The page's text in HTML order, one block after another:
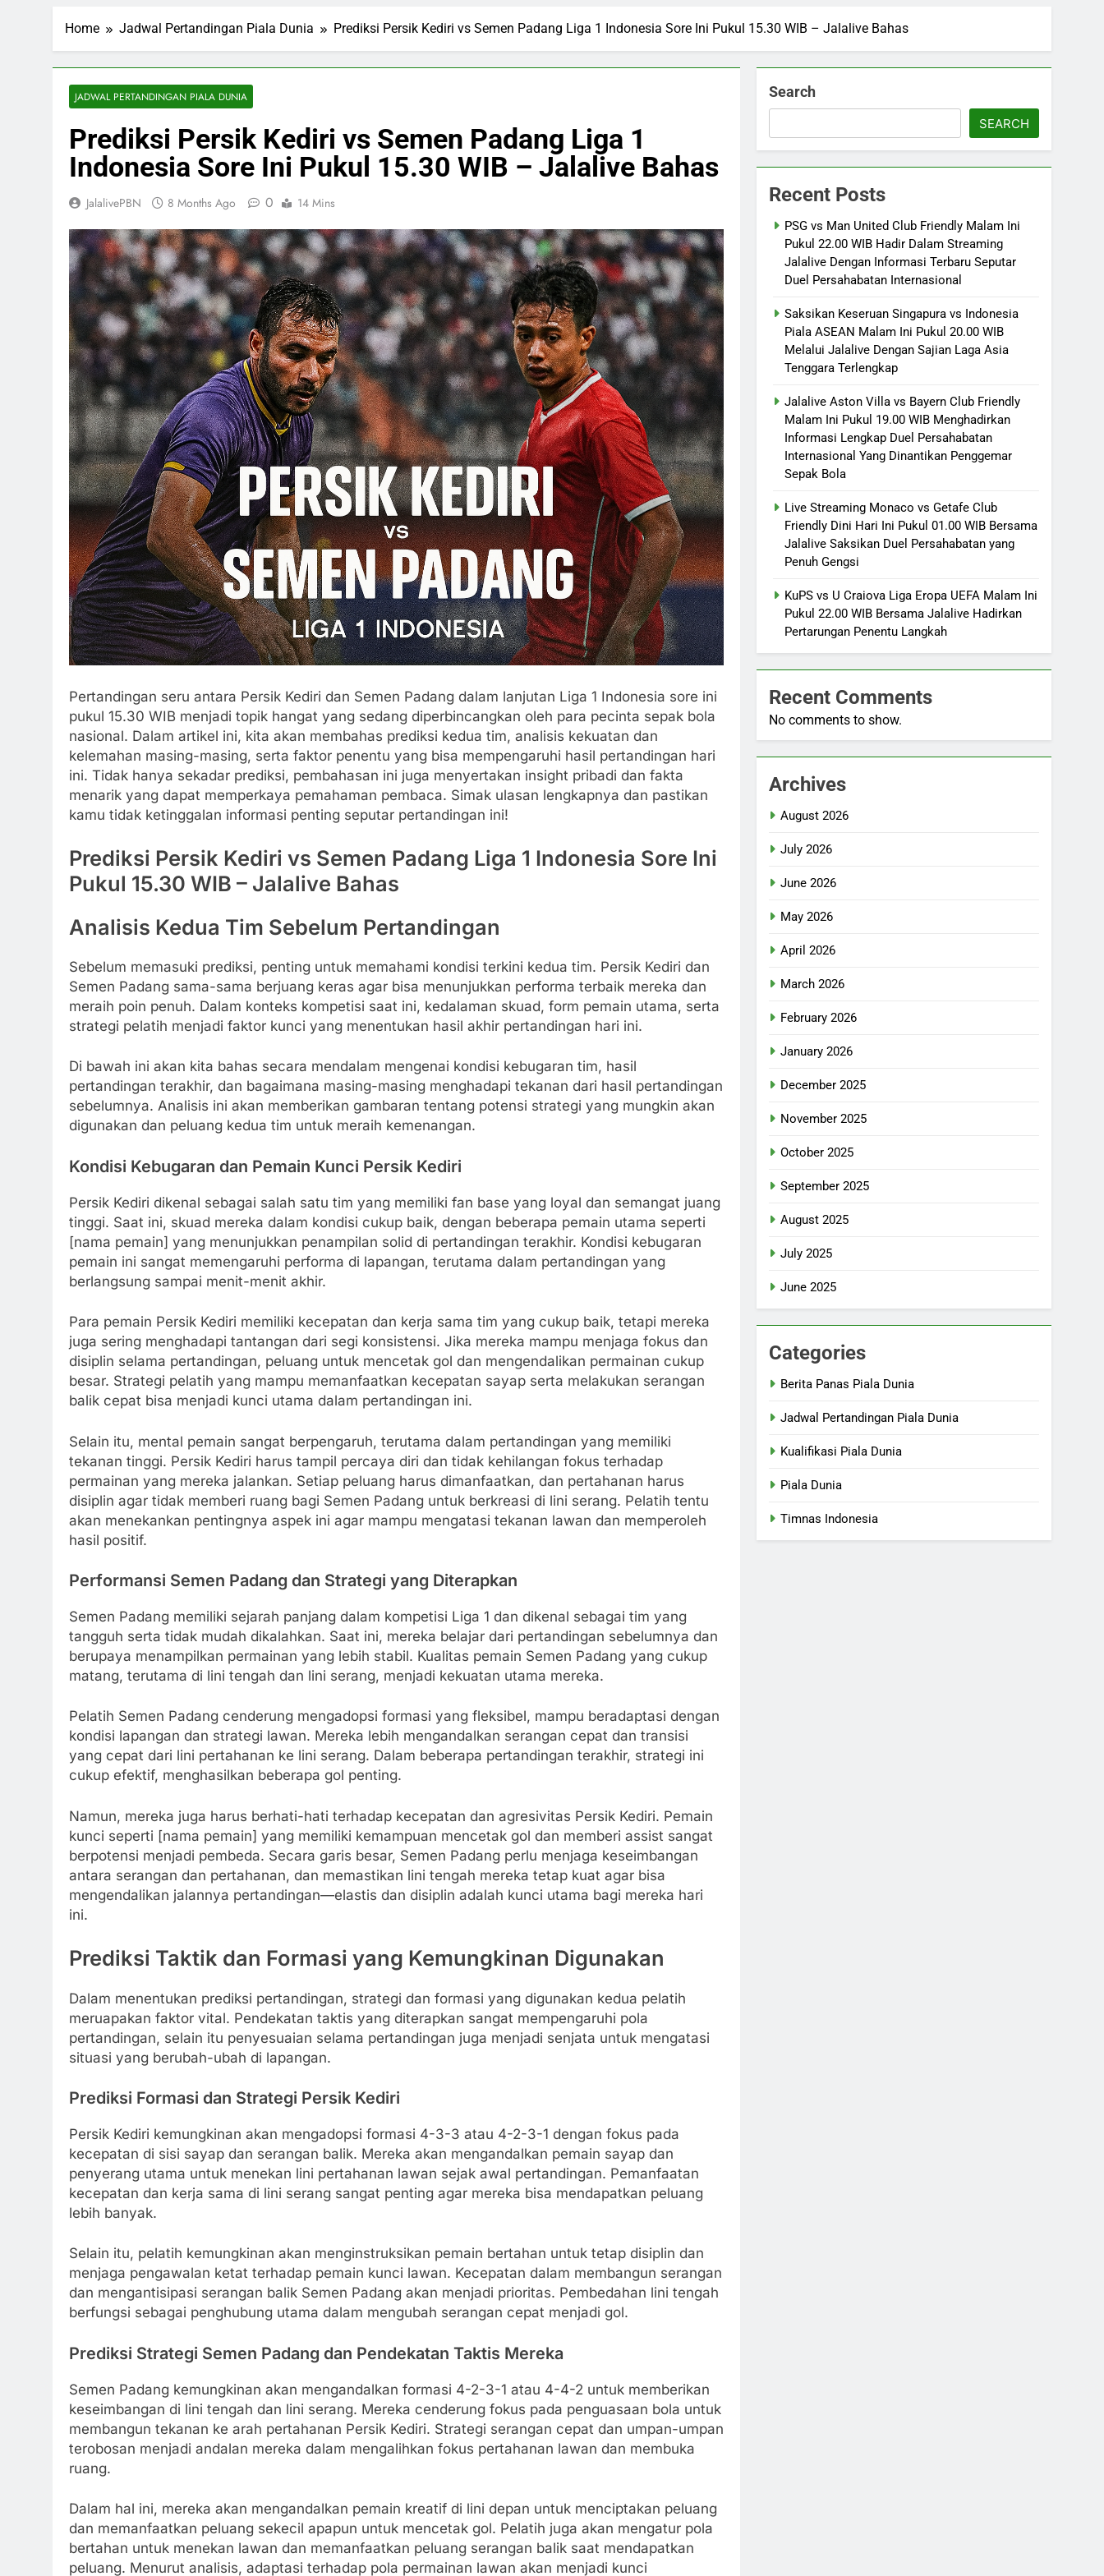
Home Jadwal Pertandingan Piala Dunia Prediksi Persik Kediri vs Semen Padang Liga 1 Indonesia Sore Ini Pukul 15.30 WIB – Jalalive Bahas
JADWAL PERTANDINGAN PIALA DUNIA
Prediksi Persik Kediri vs Semen Padang Liga 1
Indonesia Sore Ini Pukul 15.30 WIB – Jalalive Bahas
JalalivePBN 8 Months Ago 0 14 Mins
Pertandingan seru antara Persik Kediri dan Semen Padang dalam lanjutan Liga 1 Indonesia sore ini
pukul 15.30 WIB menjadi topik hangat yang sedang diperbincangkan oleh para pecinta sepak bola
nasional. Dalam artikel ini, kita akan membahas prediksi kedua tim, analisis kekuatan dan
kelemahan masing-masing, serta faktor penentu yang bisa mempengaruhi hasil pertandingan hari
ini. Tidak hanya sekadar prediksi, pembahasan ini juga menyertakan insight pribadi dan fakta
menarik yang dapat memperkaya pemahaman pembaca. Simak ulasan lengkapnya dan pastikan
kamu tidak ketinggalan informasi penting seputar pertandingan ini!
Prediksi Persik Kediri vs Semen Padang Liga 1 Indonesia Sore Ini
Pukul 15.30 WIB – Jalalive Bahas
Analisis Kedua Tim Sebelum Pertandingan
Sebelum memasuki prediksi, penting untuk memahami kondisi terkini kedua tim. Persik Kediri dan
Semen Padang sama-sama berjuang keras agar bisa menunjukkan performa terbaik mereka dan
meraih poin penuh. Dalam konteks kompetisi saat ini, kedalaman skuad, form pemain utama, serta
strategi pelatih menjadi faktor kunci yang menentukan hasil akhir pertandingan hari ini.
Di bawah ini akan kita bahas secara mendalam mengenai kondisi kebugaran tim, hasil
pertandingan terakhir, dan bagaimana masing-masing menghadapi tekanan dari hasil pertandingan
sebelumnya. Analisis ini akan memberikan gambaran tentang potensi strategi yang mungkin akan
digunakan dan peluang kedua tim untuk meraih kemenangan.
Kondisi Kebugaran dan Pemain Kunci Persik Kediri
Persik Kediri dikenal sebagai salah satu tim yang memiliki fan base yang loyal dan semangat juang
tinggi. Saat ini, skuad mereka dalam kondisi cukup baik, dengan beberapa pemain utama seperti
[nama pemain] yang menunjukkan penampilan solid di pertandingan terakhir. Kondisi kebugaran
pemain ini sangat memengaruhi performa di lapangan, terutama dalam pertandingan yang
berlangsung sampai menit-menit akhir.
Para pemain Persik Kediri memiliki kecepatan dan kerja sama tim yang cukup baik, tetapi mereka
juga sering menghadapi tantangan dari segi konsistensi. Jika mereka mampu menjaga fokus dan
disiplin selama pertandingan, peluang untuk mencetak gol dan mengendalikan permainan cukup
besar. Strategi pelatih yang mampu memanfaatkan kecepatan sayap serta melakukan serangan
balik cepat bisa menjadi kunci utama dalam pertandingan ini.
Selain itu, mental pemain sangat berpengaruh, terutama dalam pertandingan yang memiliki
tekanan tinggi. Persik Kediri harus tampil percaya diri dan tidak kehilangan fokus terhadap
permainan yang mereka jalankan. Setiap peluang harus dimanfaatkan, dan pertahanan harus
disiplin agar tidak memberi ruang bagi Semen Padang untuk berkreasi di lini serang. Pelatih tentu
akan menekankan pentingnya aspek ini agar mampu mengatasi tekanan lawan dan memperoleh
hasil positif.
Performansi Semen Padang dan Strategi yang Diterapkan
Semen Padang memiliki sejarah panjang dalam kompetisi Liga 1 dan dikenal sebagai tim yang
tangguh serta tidak mudah dikalahkan. Saat ini, mereka belajar dari pertandingan sebelumnya dan
berupaya menampilkan permainan yang lebih stabil. Kualitas pemain Semen Padang yang cukup
matang, terutama di lini tengah dan lini serang, menjadi kekuatan utama mereka.
Pelatih Semen Padang cenderung mengadopsi formasi yang fleksibel, mampu beradaptasi dengan
kondisi lapangan dan strategi lawan. Mereka lebih mengandalkan serangan cepat dan transisi
yang cepat dari lini pertahanan ke lini serang. Dalam beberapa pertandingan terakhir, strategi ini
cukup efektif, menghasilkan beberapa gol penting.
Namun, mereka juga harus berhati-hati terhadap kecepatan dan agresivitas Persik Kediri. Pemain
kunci seperti [nama pemain] yang memiliki kemampuan mencetak gol dan memberi assist sangat
berpotensi menjadi pembeda. Secara garis besar, Semen Padang perlu menjaga keseimbangan
antara serangan dan pertahanan, dan memastikan lini tengah mereka tetap kuat agar bisa
mengendalikan jalannya pertandingan—elastis dan disiplin adalah kunci utama bagi mereka hari
ini.
Prediksi Taktik dan Formasi yang Kemungkinan Digunakan
Dalam menentukan prediksi pertandingan, strategi dan formasi yang digunakan kedua pelatih
meruapakan faktor vital. Pendekatan taktis yang diterapkan sangat mempengaruhi pola
pertandingan, selain itu penyesuaian selama pertandingan juga menjadi senjata untuk mengatasi
situasi yang berubah-ubah di lapangan.
Prediksi Formasi dan Strategi Persik Kediri
Persik Kediri kemungkinan akan mengadopsi formasi 4-3-3 atau 4-2-3-1 dengan fokus pada
kecepatan di sisi sayap dan serangan balik. Mereka akan mengandalkan pemain sayap dan
penyerang utama untuk menekan lini pertahanan lawan sejak awal pertandingan. Pemanfaatan
kecepatan dan kerja sama di lini serang sangat penting agar mereka bisa mendapatkan peluang
lebih banyak.
Selain itu, pelatih kemungkinan akan menginstruksikan pemain bertahan untuk tetap disiplin dan
menjaga pengawalan ketat terhadap pemain kunci lawan. Kecepatan dalam membangun serangan
dan mengantisipasi serangan balik Semen Padang akan menjadi prioritas. Pembedahan lini tengah
berfungsi sebagai penghubung utama dalam mengubah serangan cepat menjadi gol.
Prediksi Strategi Semen Padang dan Pendekatan Taktis Mereka
Semen Padang kemungkinan akan mengandalkan formasi 4-2-3-1 atau 4-4-2 untuk memberikan
keseimbangan di lini tengah dan lini serang. Mereka cenderung fokus pada penguasaan bola untuk
membangun tekanan ke arah pertahanan Persik Kediri. Strategi serangan cepat dan umpan-umpan
terobosan menjadi andalan mereka dalam mengalihkan fokus pertahanan lawan dan membuka
ruang.
Dalam hal ini, mereka akan mengandalkan pemain kreatif di lini depan untuk menciptakan peluang
dan memanfaatkan peluang sekecil apapun untuk mencetak gol. Pelatih juga akan mengatur pola
bertahan untuk menekan lawan dan memanfaatkan peluang serangan balik saat mendapatkan
peluang. Menurut analisis, adaptasi terhadap pola permainan lawan akan menjadi kunci
Search
SEARCH
Recent Posts
PSG vs Man United Club Friendly Malam Ini
Pukul 22.00 WIB Hadir Dalam Streaming
Jalalive Dengan Informasi Terbaru Seputar
Duel Persahabatan Internasional
Saksikan Keseruan Singapura vs Indonesia
Piala ASEAN Malam Ini Pukul 20.00 WIB
Melalui Jalalive Dengan Sajian Laga Asia
Tenggara Terlengkap
Jalalive Aston Villa vs Bayern Club Friendly
Malam Ini Pukul 19.00 WIB Menghadirkan
Informasi Lengkap Duel Persahabatan
Internasional Yang Dinantikan Penggemar
Sepak Bola
Live Streaming Monaco vs Getafe Club
Friendly Dini Hari Ini Pukul 01.00 WIB Bersama
Jalalive Saksikan Duel Persahabatan yang
Penuh Gengsi
KuPS vs U Craiova Liga Eropa UEFA Malam Ini
Pukul 22.00 WIB Bersama Jalalive Hadirkan
Pertarungan Penentu Langkah
Recent Comments
No comments to show.
Archives
August 2026
July 2026
June 2026
May 2026
April 2026
March 2026
February 2026
January 2026
December 2025
November 2025
October 2025
September 2025
August 2025
July 2025
June 2025
Categories
Berita Panas Piala Dunia
Jadwal Pertandingan Piala Dunia
Kualifikasi Piala Dunia
Piala Dunia
Timnas Indonesia